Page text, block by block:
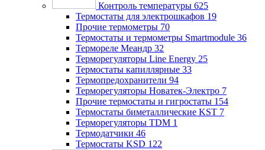
Контроль температуры 625
Термостаты для электрошкафов 19
Прочие термометры 70
Термостаты и термометры Smartmodule 36
Термореле Меандр 32
Терморегуляторы Line Energy 25
Термостаты капиллярные 33
Термопредохранители 94
Терморегуляторы Новатек-Электро 7
Прочие термостаты и гигростаты 154
Термостаты биметаллические KST 7
Терморегуляторы TDM 1
Термодатчики 46
Термостаты KSD 122